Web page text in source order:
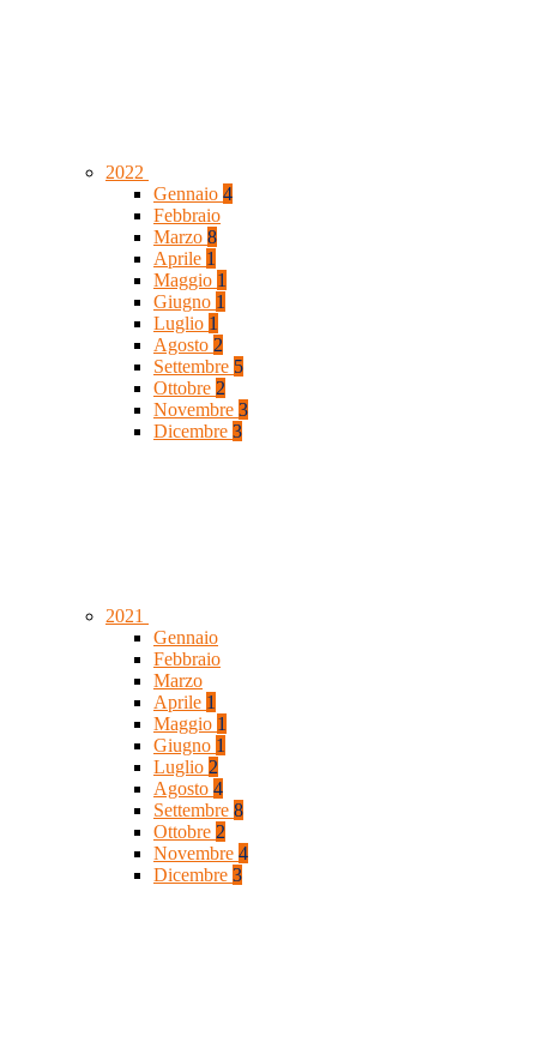
2022
Gennaio 4
Febbraio
Marzo 8
Aprile 1
Maggio 1
Giugno 1
Luglio 1
Agosto 2
Settembre 5
Ottobre 2
Novembre 3
Dicembre 3
2021
Gennaio
Febbraio
Marzo
Aprile 1
Maggio 1
Giugno 1
Luglio 2
Agosto 4
Settembre 8
Ottobre 2
Novembre 4
Dicembre 3